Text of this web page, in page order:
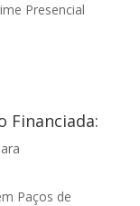
Presencial
Financiada:
Paços de